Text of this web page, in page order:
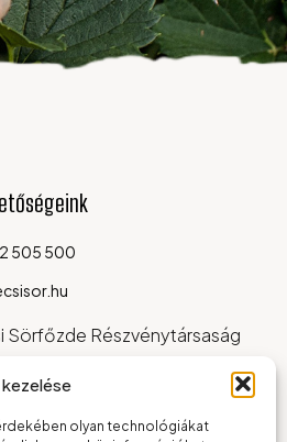
olyan technológiákat
505 500
Sörfőzde Részvénytársaság
Alkotmány u. 94.
ÚTVONALTERVEZÉS